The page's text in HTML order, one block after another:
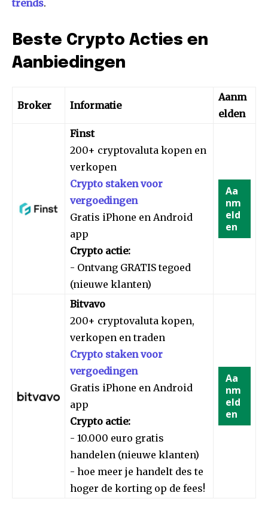
trends.
Beste Crypto Acties en
Aanbiedingen
Broker Informatie
Aanm
elden
Finst
200+ cryptovaluta kopen en
verkopen
Crypto staken voor
vergoedingen
Gratis iPhone en Android
app
Crypto actie:
- Ontvang GRATIS tegoed
(nieuwe klanten)
Aa
nm
eld
en
Bitvavo
200+ cryptovaluta kopen,
verkopen en traden
Crypto staken voor
vergoedingen
Gratis iPhone en Android
app
Crypto actie:
- 10.000 euro gratis
handelen (nieuwe klanten)
- hoe meer je handelt des te
hoger de korting op de fees!
Aa
nm
eld
en